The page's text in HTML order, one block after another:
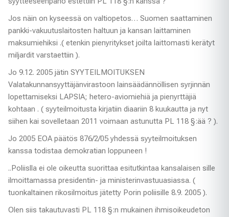
Jos näin on kyseessä on valtiopetos… Suomen saattaminen
pankki-vakuutuslaitosten haltuun ja kansan laittaminen
maksumiehiksi .( etenkin pienyritykset joilta laittomasti kerätyt
miljardit varstaettiin ).
Jo 9.12. 2005 jätin SYYTEILMOITUKSEN
Valatakunnansyyttäjänvirastoon lainsäädännöllisen syrjinnän
lopettamiseksi LAPSIA; hetero-aviomiehiä ja pienyrttäjiä
kohtaan . ( syyteilmoitusta kirjatiin diaariin 8 kuukautta ja nyt
siihen kai sovelletaan 2011 voimaan astunutta PL 118 §:ää ? ).
Jo 2005 EOA päätös 876/2/05 yhdessä syyteilmoituksen
kanssa todistaa demokratian loppuneen !
..Poliislla ei ole oikeutta suorittaa esitutkintaa kansalaisen sille
ilmoittamassa presidentin- ja ministerinvastuuasiassa. (
tuonkaltainen rikosilmoitus jätetty Porin poliisille 8.9. 2005 ).
Olen siis takautuvasti PL 118 §:n mukainen ihmisoikeudeton